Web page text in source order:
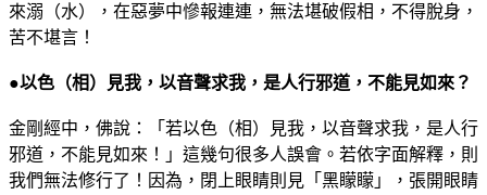
來溺（水），在惡夢中慘報連連，無法堪破假相，不得脫身，
苦不堪言！
●以色（相）見我，以音聲求我，是人行邪道，不能見如來？
金剛經中，佛說：「若以色（相）見我，以音聲求我，是人行
邪道，不能見如來！」這幾句很多人誤會。若依字面解釋，則
我們無法修行了！因為，閉上眼睛則見「黑矇矇」，張開眼睛